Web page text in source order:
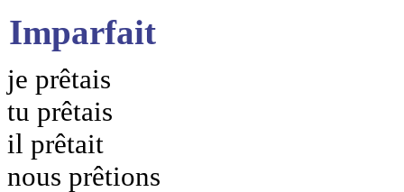
Imparfait
je prêtais
tu prêtais
il prêtait
nous prêtions